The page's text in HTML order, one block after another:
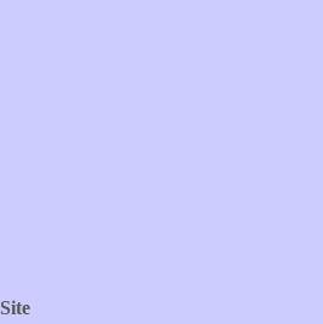
Site